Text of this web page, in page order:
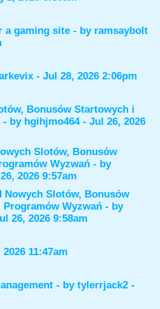
a gaming site - by ramsaybolt
- Jul 28, 2026 2:06pm
Bonusów Startowych i
- by hgihjmo464- Jul 26, 2026
Slotów, Bonusów
Wyzwań - by
2026 9:57am
Nowych Slotów, Bonusów
Wyzwań - by
26, 2026 9:58am
11:47am
- by tylerrjack2 -